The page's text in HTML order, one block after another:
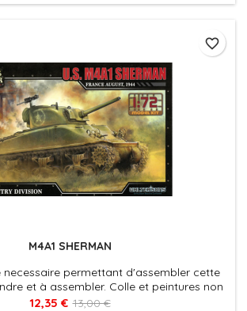
M4A1 SHERMAN
necessaire permettant d'assembler cette
et à assembler. Colle et peintures non
incluses.
12,35 € 13,00 €
favorite_border